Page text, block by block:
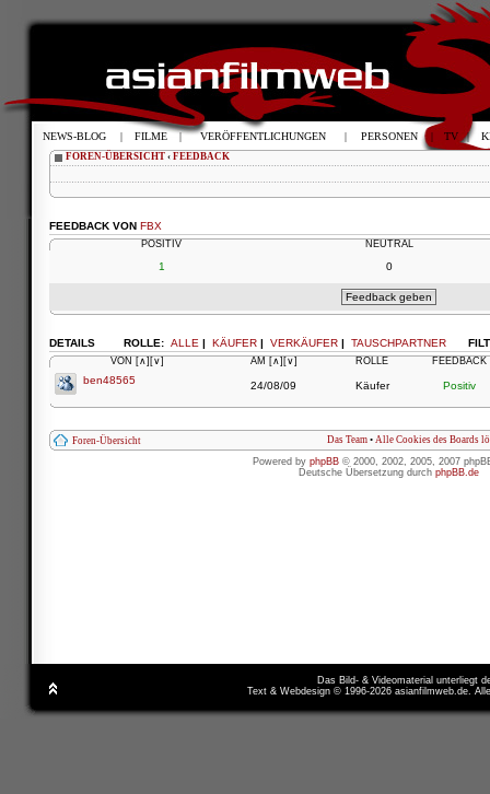
FOREN-ÜBERSICHT ‹ FEEDBACK
FEEDBACK VON FBX
POSITIV NEUTRAL
1 0
ROLLE: ALLE | KÄUFER | VERKÄUFER | TAUSCHPARTNER
DETAILS
VON [∧] [∨] AM [∧] [∨] ROLLE FEEDBACK
ben48565 24/08/09 Käufer Positiv
Foren-Übersicht Das Team • Alle Cookies des Boards
Powered by phpBB © 2000, 2002, 2005, 2007
Deutsche Übersetzung durch phpBB.de
Das Bild- & Videomaterial unterliegt
Text & Webdesign © 1996-2026 asianfilmweb.de.
NEWS-BLOG | FILME | VERÖFFENTLICHUNGEN | PERSONEN | TV |